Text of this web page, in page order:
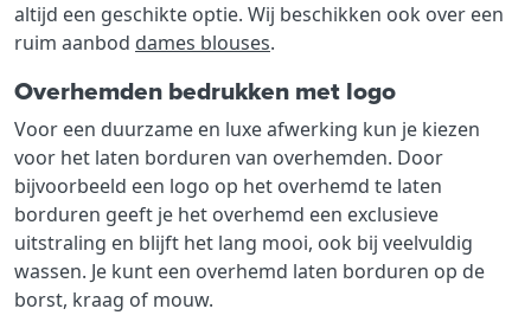
altijd een geschikte optie. Wij beschikken ook over een
ruim aanbod dames blouses.
Overhemden bedrukken met logo
Voor een duurzame en luxe afwerking kun je kiezen
voor het laten borduren van overhemden. Door
bijvoorbeeld een logo op het overhemd te laten
borduren geeft je het overhemd een exclusieve
uitstraling en blijft het lang mooi, ook bij veelvuldig
wassen. Je kunt een overhemd laten borduren op de
borst, kraag of mouw.